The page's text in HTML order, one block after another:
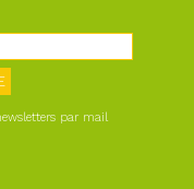
par mail